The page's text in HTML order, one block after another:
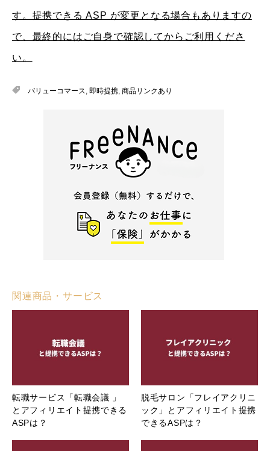
す。提携できる ASP が変更となる場合もありますの
で、最終的にはご自身で確認してからご利用くださ
い。
バリューコマース, 即時提携, 商品リンクあり
関連商品・サービス
転職サービス「転職会議 」
とアフィリエイト提携できる
ASPは？
脱毛サロン「フレイアクリニ
ック」とアフィリエイト提携
できるASPは？